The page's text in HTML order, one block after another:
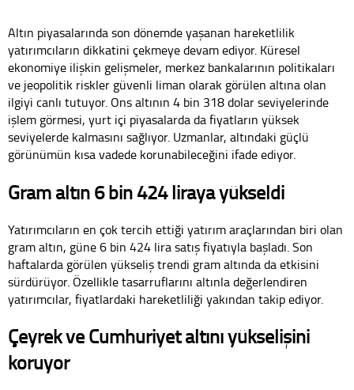
Altın piyasalarında son dönemde yaşanan hareketlilik
yatırımcıların dikkatini çekmeye devam ediyor. Küresel
ekonomiye ilişkin gelişmeler, merkez bankalarının politikaları
ve jeopolitik riskler güvenli liman olarak görülen altına olan
ilgiyi canlı tutuyor. Ons altının 4 bin 318 dolar seviyelerinde
işlem görmesi, yurt içi piyasalarda da fiyatların yüksek
seviyelerde kalmasını sağlıyor. Uzmanlar, altındaki güçlü
görünümün kısa vadede korunabileceğini ifade ediyor.
Gram altın 6 bin 424 liraya yükseldi
Yatırımcıların en çok tercih ettiği yatırım araçlarından biri olan
gram altın, güne 6 bin 424 lira satış fiyatıyla başladı. Son
haftalarda görülen yükseliş trendi gram altında da etkisini
sürdürüyor. Özellikle tasarruflarını altınla değerlendiren
yatırımcılar, fiyatlardaki hareketliliği yakından takip ediyor.
Çeyrek ve Cumhuriyet altını yükselişini
koruyor